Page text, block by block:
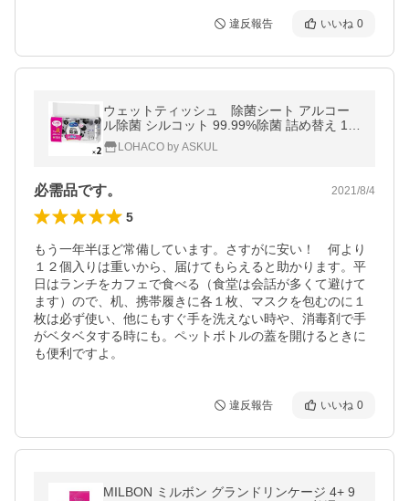
違反報告 いいね 0
ウェットティッシュ 除菌シート アルコー
ル除菌 シルコット 99.99%除菌 詰め替え 1セ
ット(40枚×8個×2パック)
LOHACO by ASKUL
必需品です。 2021/8/4
5
もう一年半ほど常備しています。さすがに安い！　何より
１２個入りは重いから、届けてもらえると助かります。平
日はランチをカフェで食べる（食堂は会話が多くて避けて
ます）ので、机、携帯履きに各１枚、マスクを包むのに１
枚は必ず使い、他にもすぐ手を洗えない時や、消毒剤で手
がベタベタする時にも。ペットボトルの蓋を開けるときに
も便利ですよ。
違反報告 いいね 0
MILBON ミルボン グランドリンケージ 4+ 9